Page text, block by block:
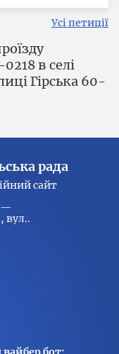
Усі петиції
в селі
Гірська 60-
рада
сайт
—
вул..